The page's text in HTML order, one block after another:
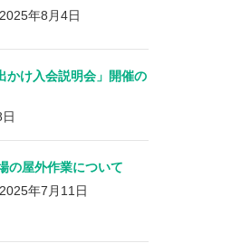
2025年8月4日
かけ入会説明会」開催の
の屋外作業について
2025年7月11日